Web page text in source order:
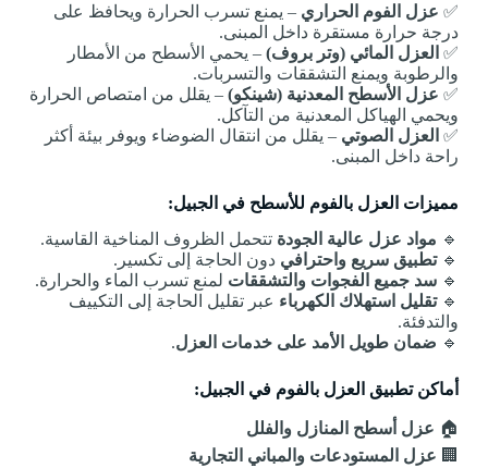
✅ عزل الفوم الحراري – يمنع تسرب الحرارة ويحافظ على
درجة حرارة مستقرة داخل المبنى.
✅ العزل المائي (وتر بروف)– يحمي الأسطح من الأمطار
والرطوبة ويمنع التشققات والتسربات.
✅ عزل الأسطح المعدنية (شينكو)– يقلل من امتصاص الحرارة
ويحمي الهياكل المعدنية من التآكل.
✅ العزل الصوتي – يقلل من انتقال الضوضاء ويوفر بيئة أكثر
راحة داخل المبنى.
مميزات العزل بالفوم للأسطح في الجبيل:
🔹 مواد عزل عالية الجودة تتحمل الظروف المناخية القاسية.
🔹تطبيق سريع واحترافي دون الحاجة إلى تكسير.
🔹 سد جميع الفجوات والتشققات لمنع تسرب الماء والحرارة.
🔹تقليل استهلاك الكهرباء عبر تقليل الحاجة إلى التكييف
والتدفئة.
🔹 ضمان طويل الأمد على خدمات العزل.
أماكن تطبيق العزل بالفوم في الجبيل:
🏠 عزل أسطح المنازل والفلل
🏢 عزل المستودعات والمباني التجارية